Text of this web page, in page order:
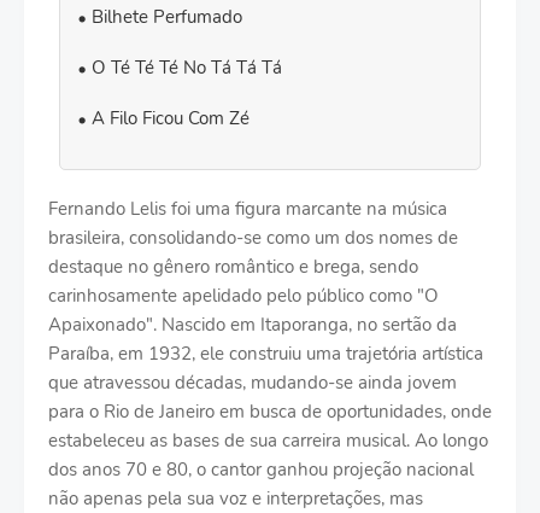
Bilhete Perfumado
O Té Té Té No Tá Tá Tá
A Filo Ficou Com Zé
Fernando Lelis foi uma figura marcante na música
brasileira, consolidando-se como um dos nomes de
destaque no gênero romântico e brega, sendo
carinhosamente apelidado pelo público como "O
Apaixonado". Nascido em Itaporanga, no sertão da
Paraíba, em 1932, ele construiu uma trajetória artística
que atravessou décadas, mudando-se ainda jovem
para o Rio de Janeiro em busca de oportunidades, onde
estabeleceu as bases de sua carreira musical. Ao longo
dos anos 70 e 80, o cantor ganhou projeção nacional
não apenas pela sua voz e interpretações, mas